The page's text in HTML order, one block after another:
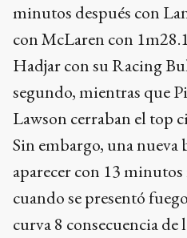
minutos después con
con McLaren con
Hadjar con su Racing
segundo, mientras que
Lawson cerraban el top
Sin embargo, una nueva
aparecer con 13 minutos
cuando se presentó
curva 8 consecuencia de